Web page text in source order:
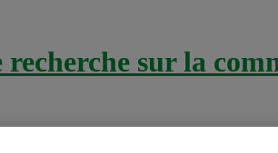
recherche sur la